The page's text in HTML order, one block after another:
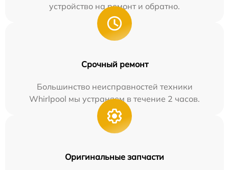
устройство на ремонт и обратно.
Срочный ремонт
Большинство неисправностей техники
Whirlpool мы устраняем в течение 2 часов.
Оригинальные запчасти